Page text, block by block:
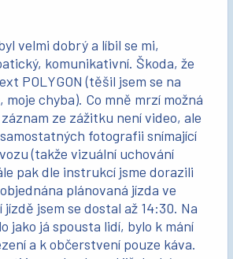
velmi dobrý a líbil se mi,
komunikativní. Škoda, že
POLYGON (těšil jsem se na
chyba). Co mně mrzí možná
ze zážitku není video, ale
fotografii snímající
(takže vizuální uchování
pak dle instrukcí jsme dorazili
plánovaná jízda ve
jízdě jsem se dostal až 14:30. Na
jako já spousta lidí, bylo k mání
a k občerstvení pouze káva.